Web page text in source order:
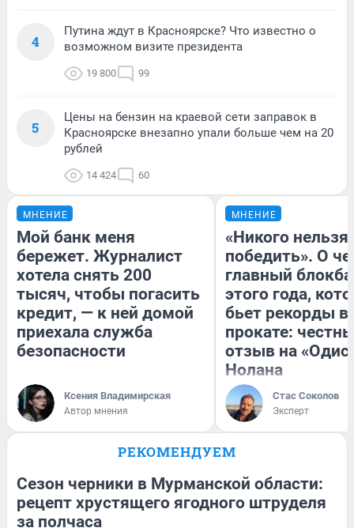
4
Путина ждут в Красноярске? Что известно о
возможном визите президента
19 800 99
5
Цены на бензин на краевой сети заправок в
Красноярске внезапно упали больше чем на 20
рублей
14 424 60
МНЕНИЕ
Мой банк меня
бережет. Журналист
хотела снять 200
тысяч, чтобы погасить
кредит, — к ней домой
приехала служба
безопасности
Ксения Владимирская
Автор мнения
МНЕНИЕ
«Никого нельзя
победить». О
главный
этого года,
бьет рекорды в
прокате:
отзыв на
Нолана
Стас Соколов
Эксперт
РЕКОМЕНДУЕМ
Сезон черники в Мурманской области:
рецепт хрустящего ягодного штруделя
за полчаса